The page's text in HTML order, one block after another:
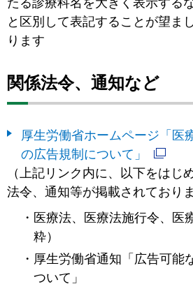
と区別して表記することが望ま
ります
関係法令、通知など
厚生労働省ホームページ「医
の広告規制について」
（上記リンク内に、以下をはじ
法令、通知等が掲載されておりま
医療法、医療法施行令、医
粋）
厚生労働省通知「広告可能
ついて」